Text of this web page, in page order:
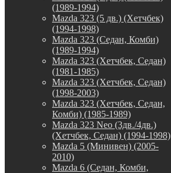
(1989-1994)
Mazda 323 (5 дв.) (Хетчбек)
(1994-1998)
Mazda 323 (Седан, Комби)
(1989-1994)
Mazda 323 (Хетчбек, Седан)
(1981-1985)
Mazda 323 (Хетчбек, Седан)
(1998-2003)
Mazda 323 (Хетчбек, Седан,
Комби) (1985-1989)
Mazda 323 Neo (3дв./4дв.)
(Хетчбек, Седан) (1994-1998)
Mazda 5 (Минивен) (2005-
2010)
Mazda 6 (Седан, Комби,